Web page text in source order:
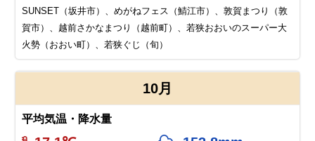
SUNSET（坂井市）、めがねフェス（鯖江市）、敦賀まつり（敦
賀市）、越前さかなまつり（越前町）、若狭おおいのスーパー大
火勢（おおい町）、若狭ぐじ（旬）
10月
平均気温・降水量